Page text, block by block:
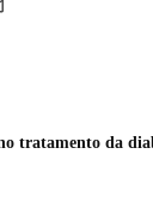
tratamento da